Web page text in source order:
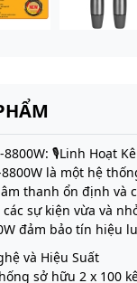
8800W: 🎙️Linh Hoạt
8800W là một hệ
thanh ổn định
sự kiện vừa và
đảm bảo tín hiệu
và Hiệu Suất
sở hữu 2 x 100